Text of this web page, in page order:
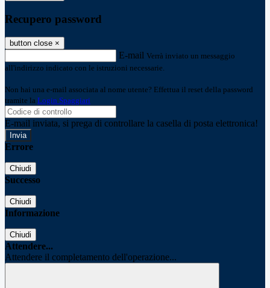
Recupero password
button close ×
E-mail Verrà inviato un messaggio
all'indirizzo indicato con le istruzioni necessarie.
Non hai una e-mail associata al nome utente? Effettua il reset della password
tramite la Login Spaggiari
E-mail inviata, si prega di controllare la casella di posta elettronica!
Errore
Chiudi
Successo
Chiudi
Informazione
Chiudi
Attendere...
Attendere il completamento dell'operazione...